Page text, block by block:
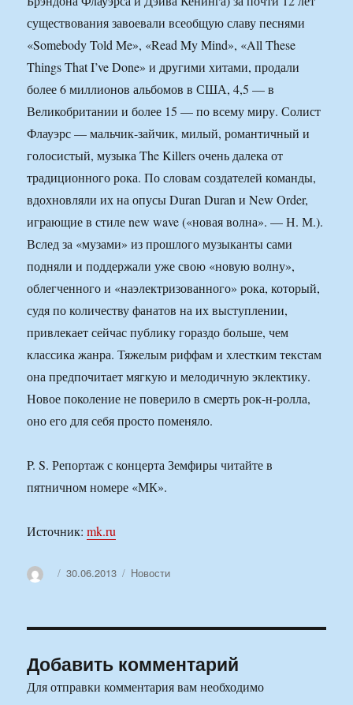
существования завоевали всеобщую славу песнями
«Somebody Told Me», «Read My Mind», «All These
Things That I’ve Done» и другими хитами, продали
более 6 миллионов альбомов в США, 4,5 — в
Великобритании и более 15 — по всему миру. Солист
Флауэрс — мальчик-зайчик, милый, романтичный и
голосистый, музыка The Killers очень далека от
традиционного рока. По словам создателей команды,
вдохновляли их на опусы Duran Duran и New Order,
играющие в стиле new wave («новая волна». — Н. М.).
Вслед за «музами» из прошлого музыканты сами
подняли и поддержали уже свою «новую волну»,
облегченного и «наэлектризованного» рока, который,
судя по количеству фанатов на их выступлении,
привлекает сейчас публику гораздо больше, чем
классика жанра. Тяжелым риффам и хлестким текстам
она предпочитает мягкую и мелодичную эклектику.
Новое поколение не поверило в смерть рок-н-ролла,
оно его для себя просто поменяло.
P. S. Репортаж с концерта Земфиры читайте в
пятничном номере «МК».
Источник:mk.ru
АвторОпубликовано
30.06.2013 Рубрики
Новости
Добавить комментарий
Для отправки комментария вам необходимо